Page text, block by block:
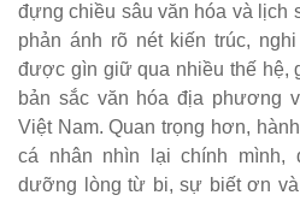
đựng chiều sâu văn hóa và lịch
phản ánh rõ nét kiến trúc,
được gìn giữ qua nhiều thế hệ,
bản sắc văn hóa địa phương
Việt Nam. Quan trọng hơn,
cá nhân nhìn lại chính mình,
dưỡng lòng từ bi, sự biết ơn